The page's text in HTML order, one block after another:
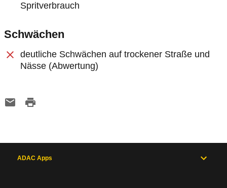
Spritverbrauch
Schwächen
deutliche Schwächen auf trockener Straße und
Nässe (Abwertung)
ADAC Apps